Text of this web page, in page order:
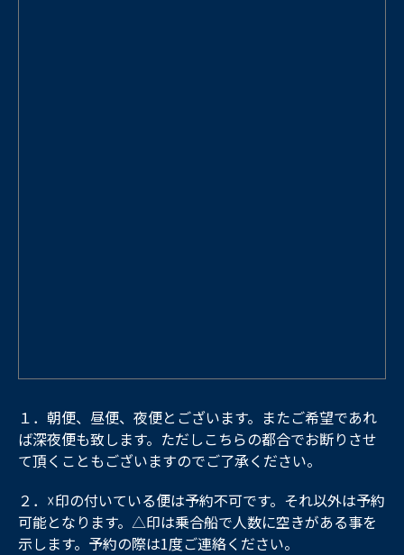
１．朝便、昼便、夜便とございます。またご希望であれ
ば深夜便も致します。ただしこちらの都合でお断りさせ
て頂くこともございますのでご了承ください。
２．☓印の付いている便は予約不可です。それ以外は予約
可能となります。△印は乗合船で人数に空きがある事を
示します。予約の際は1度ご連絡ください。